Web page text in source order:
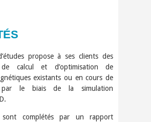
propose à ses clients des
de calcul et d’optimisation de
existants ou en cours de
par le biais de la simulation
sont complétés par un rapport